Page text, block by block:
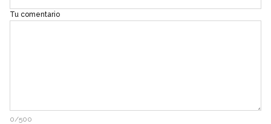
Tu comentario
0/500